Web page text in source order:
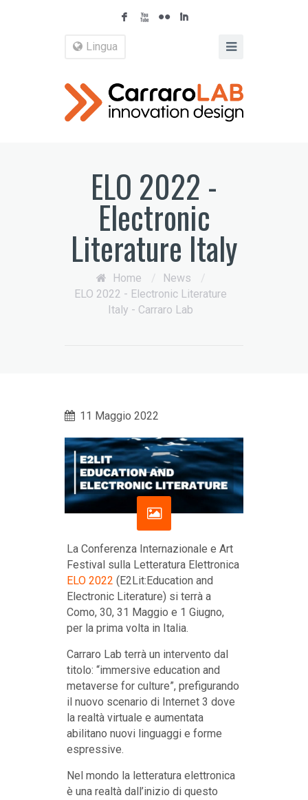
F X N I
Lingua
ELO 2022 -
Electronic
Literature Italy
Home / News
/
ELO 2022 - Electronic Literature
Italy - Carraro Lab
11 Maggio 2022
La Conferenza Internazionale e Art
Festival sulla Letteratura Elettronica
ELO 2022 (E2Lit:Education and
Electronic Literature) si terrà a
Como, 30, 31 Maggio e 1 Giugno,
per la prima volta in Italia.
Carraro Lab terrà un intervento dal
titolo: “immersive education and
metaverse for culture”, prefigurando
il nuovo scenario di Internet 3 dove
la realtà virtuale e aumentata
abilitano nuovi linguaggi e forme
espressive.
Nel mondo la letteratura elettronica
è una realtà dall’inizio di questo